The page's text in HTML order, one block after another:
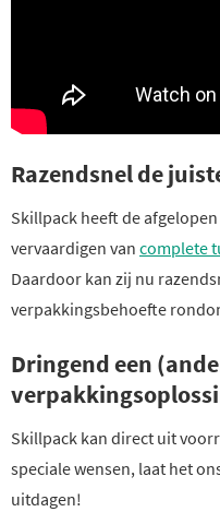
Razendsnel de
Skillpack heeft de
vervaardigen van complete
Daardoor kan zij nu
verpakkingsbehoefte
Dringend een
Skillpack kan direct uit
speciale wensen, laat het
uitdagen!